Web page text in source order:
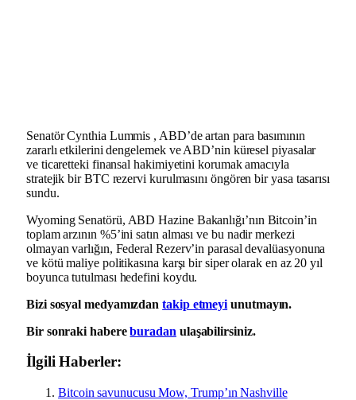
Senatör Cynthia Lummis , ABD’de artan para basımının
zararlı etkilerini dengelemek ve ABD’nin küresel piyasalar
ve ticaretteki finansal hakimiyetini korumak amacıyla
stratejik bir BTC rezervi kurulmasını öngören bir yasa tasarısı
sundu.
Wyoming Senatörü, ABD Hazine Bakanlığı’nın Bitcoin’in
toplam arzının %5’ini satın alması ve bu nadir merkezi
olmayan varlığın, Federal Rezerv’in parasal devalüasyonuna
ve kötü maliye politikasına karşı bir siper olarak en az 20 yıl
boyunca tutulması hedefini koydu.
Bizi sosyal medyamızdantakip etmeyi unutmayın.
Bir sonraki habereburadan ulaşabilirsiniz.
İlgili Haberler:
Bitcoin savunucusu Mow, Trump’ın Nashville